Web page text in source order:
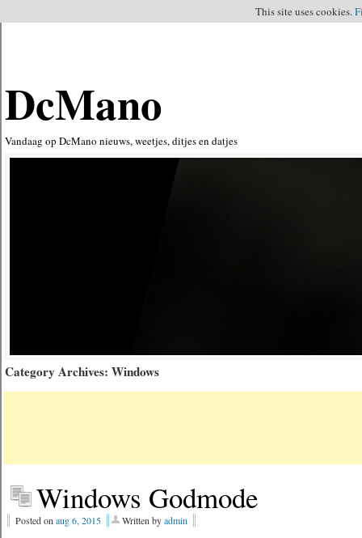
DcMano
Vandaag op DcMano nieuws, weetjes, ditjes en datjes
Category Archives: Windows
Windows Godmode
Posted on aug 6, 2015 Written byadmin
This site uses cookies.